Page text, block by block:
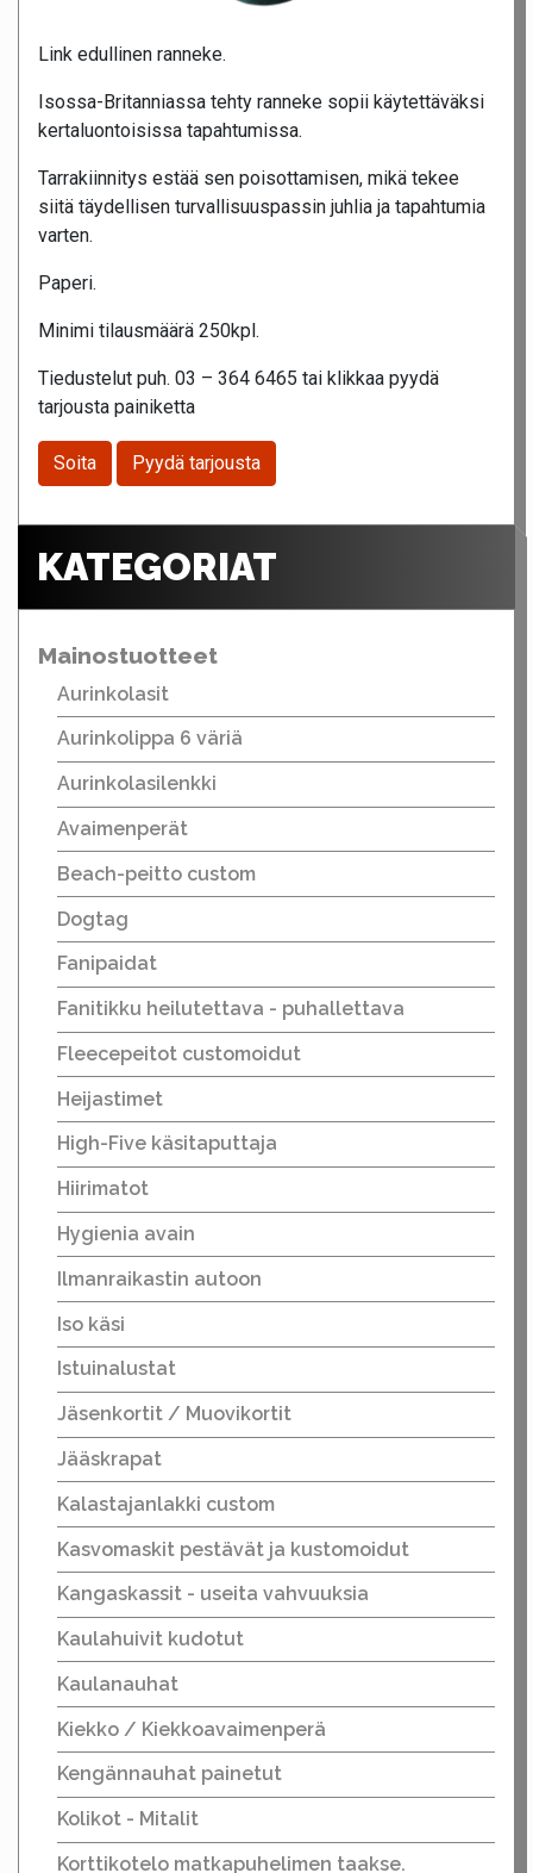
Link edullinen ranneke.
Isossa-Britanniassa tehty ranneke sopii käytettäväksi
kertaluontoisissa tapahtumissa.
Tarrakiinnitys estää sen poisottamisen, mikä tekee
siitä täydellisen turvallisuuspassin juhlia ja tapahtumia
varten.
Paperi.
Minimi tilausmäärä 250kpl.
Tiedustelut puh. 03 – 364 6465 tai klikkaa pyydä
tarjousta painiketta
Soita Pyydä tarjousta
KATEGORIAT
Mainostuotteet
Aurinkolasit
Aurinkolippa 6 väriä
Aurinkolasilenkki
Avaimenperät
Beach-peitto custom
Dogtag
Fanipaidat
Fanitikku heilutettava - puhallettava
Fleecepeitot customoidut
Heijastimet
High-Five käsitaputtaja
Hiirimatot
Hygienia avain
Ilmanraikastin autoon
Iso käsi
Istuinalustat
Jäsenkortit / Muovikortit
Jääskrapat
Kalastajanlakki custom
Kasvomaskit pestävät ja kustomoidut
Kangaskassit - useita vahvuuksia
Kaulahuivit kudotut
Kaulanauhat
Kiekko / Kiekkoavaimenperä
Kengännauhat painetut
Kolikot - Mitalit
Korttikotelo matkapuhelimen taakse.